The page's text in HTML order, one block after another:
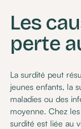
Les
perte
La surdité peut
jeunes enfants, la
maladies ou des
moyenne. Chez
surdité est liée au